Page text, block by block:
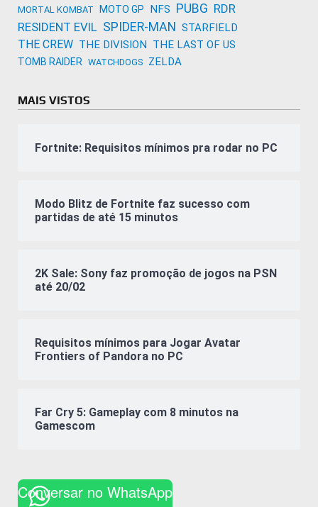
MORTAL KOMBAT MOTO GP NFS PUBG RDR
RESIDENT EVIL SPIDER-MAN STARFIELD
THE CREW THE DIVISION THE LAST OF US
TOMB RAIDER WATCHDOGS ZELDA
MAIS VISTOS
Fortnite: Requisitos mínimos pra rodar no PC
Modo Blitz de Fortnite faz sucesso com
partidas de até 15 minutos
2K Sale: Sony faz promoção de jogos na PSN
até 20/02
Requisitos mínimos para Jogar Avatar
Frontiers of Pandora no PC
Far Cry 5: Gameplay com 8 minutos na
Gamescom
Conversar no WhatsApp